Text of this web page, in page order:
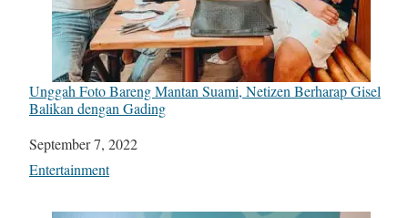
Unggah Foto Bareng Mantan Suami, Netizen Berharap Gisel
Balikan dengan Gading
Date
September 7, 2022
In relation to
Entertainment